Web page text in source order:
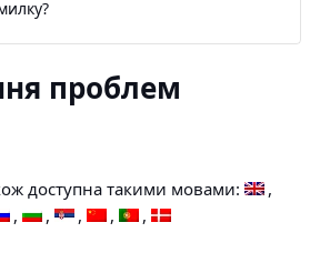
проблем
доступна такими мовами: